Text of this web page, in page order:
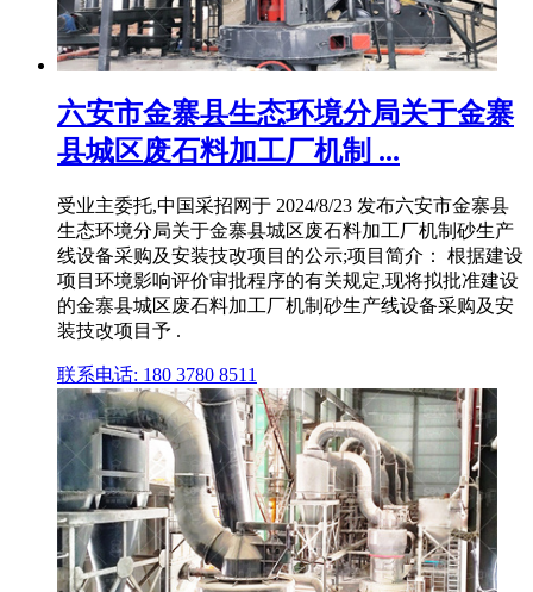
六安市金寨县生态环境分局关于金寨
县城区废石料加工厂机制 ...
受业主委托,中国采招网于 2024/8/23 发布六安市金寨县
生态环境分局关于金寨县城区废石料加工厂机制砂生产
线设备采购及安装技改项目的公示;项目简介： 根据建设
项目环境影响评价审批程序的有关规定,现将拟批准建设
的金寨县城区废石料加工厂机制砂生产线设备采购及安
装技改项目予 .
联系电话: 180 3780 8511